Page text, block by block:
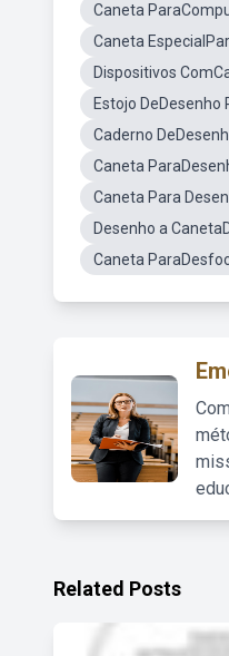
Caneta
Caneta
Dispositivos
Estojo DeDesenho
Caderno
Caneta
Caneta Para
Desenho a
Caneta
Related Posts